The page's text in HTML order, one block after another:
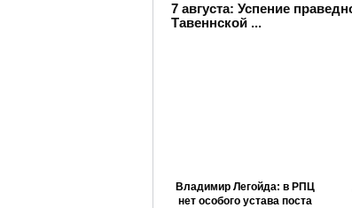
7 августа: Успение
Тавеннской ...
Владимир Легойда: в РПЦ
нет особого устава поста